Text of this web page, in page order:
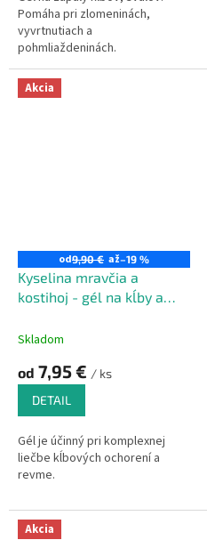
Pomáha pri zlomeninách,
vyvrtnutiach a
pohmliaždeninách.
Akcia
od9,90 € až–19 %
Kyselina mravčia a
kostihoj - gél na kĺby a
Skladom
od 7,95 € / ks
DETAIL
Gél je účinný pri komplexnej
liečbe kĺbových ochorení a
revme.
Akcia